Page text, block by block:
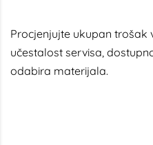
Procjenjujte ukupan trošak
učestalost servisa,
odabira materijala.